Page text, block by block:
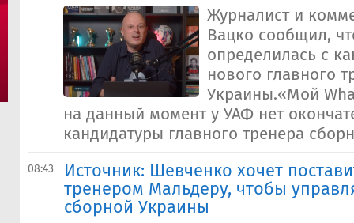
Журналист и
Вацко сообщил,
определилась с
нового главного
Украины.«Мой
на данный момент у УАФ нет
кандидатуры главного тренера
08:43
Источник: Шевченко хочет
тренером Мальдеру, чтобы
сборной Украины